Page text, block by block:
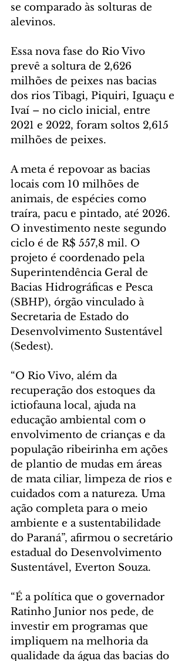
se comparado às solturas de
alevinos.
Essa nova fase do Rio Vivo
prevê a soltura de 2,626
milhões de peixes nas bacias
dos rios Tibagi, Piquiri, Iguaçu e
Ivaí – no ciclo inicial, entre
2021 e 2022, foram soltos 2,615
milhões de peixes.
A meta é repovoar as bacias
locais com 10 milhões de
animais, de espécies como
traíra, pacu e pintado, até 2026.
O investimento neste segundo
ciclo é de R$ 557,8 mil. O
projeto é coordenado pela
Superintendência Geral de
Bacias Hidrográficas e Pesca
(SBHP), órgão vinculado à
Secretaria de Estado do
Desenvolvimento Sustentável
(Sedest).
“O Rio Vivo, além da
recuperação dos estoques da
ictiofauna local, ajuda na
educação ambiental com o
envolvimento de crianças e da
população ribeirinha em ações
de plantio de mudas em áreas
de mata ciliar, limpeza de rios e
cuidados com a natureza. Uma
ação completa para o meio
ambiente e a sustentabilidade
do Paraná”, afirmou o secretário
estadual do Desenvolvimento
Sustentável, Everton Souza.
“É a política que o governador
Ratinho Junior nos pede, de
investir em programas que
impliquem na melhoria da
qualidade da água das bacias do